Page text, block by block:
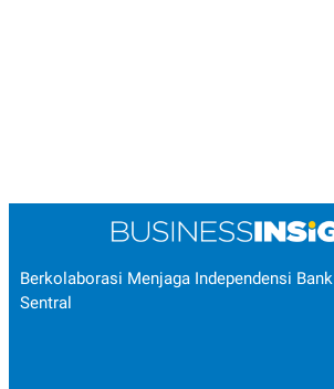
Berkolaborasi Menjaga Independensi Bank
Sentral